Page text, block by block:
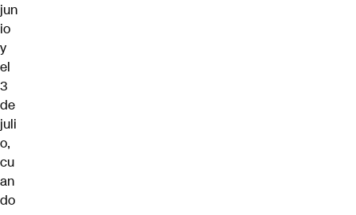
jun
io
y
el
3
de
juli
o,
cu
an
do